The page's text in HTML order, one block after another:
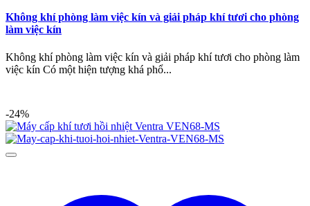
Không khí phòng làm việc kín và giải pháp khí tươi cho phòng
làm việc kín
Không khí phòng làm việc kín và giải pháp khí tươi cho phòng làm
việc kín Có một hiện tượng khá phổ...
-24%